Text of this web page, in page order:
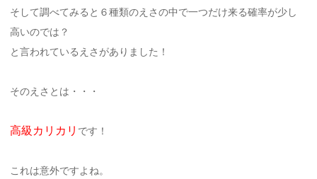
そして調べてみると６種類のえさの中で一つだけ来る確率が少し
高いのでは？
と言われているえさがありました！
そのえさとは・・・
高級カリカリ です！
これは意外ですよね。